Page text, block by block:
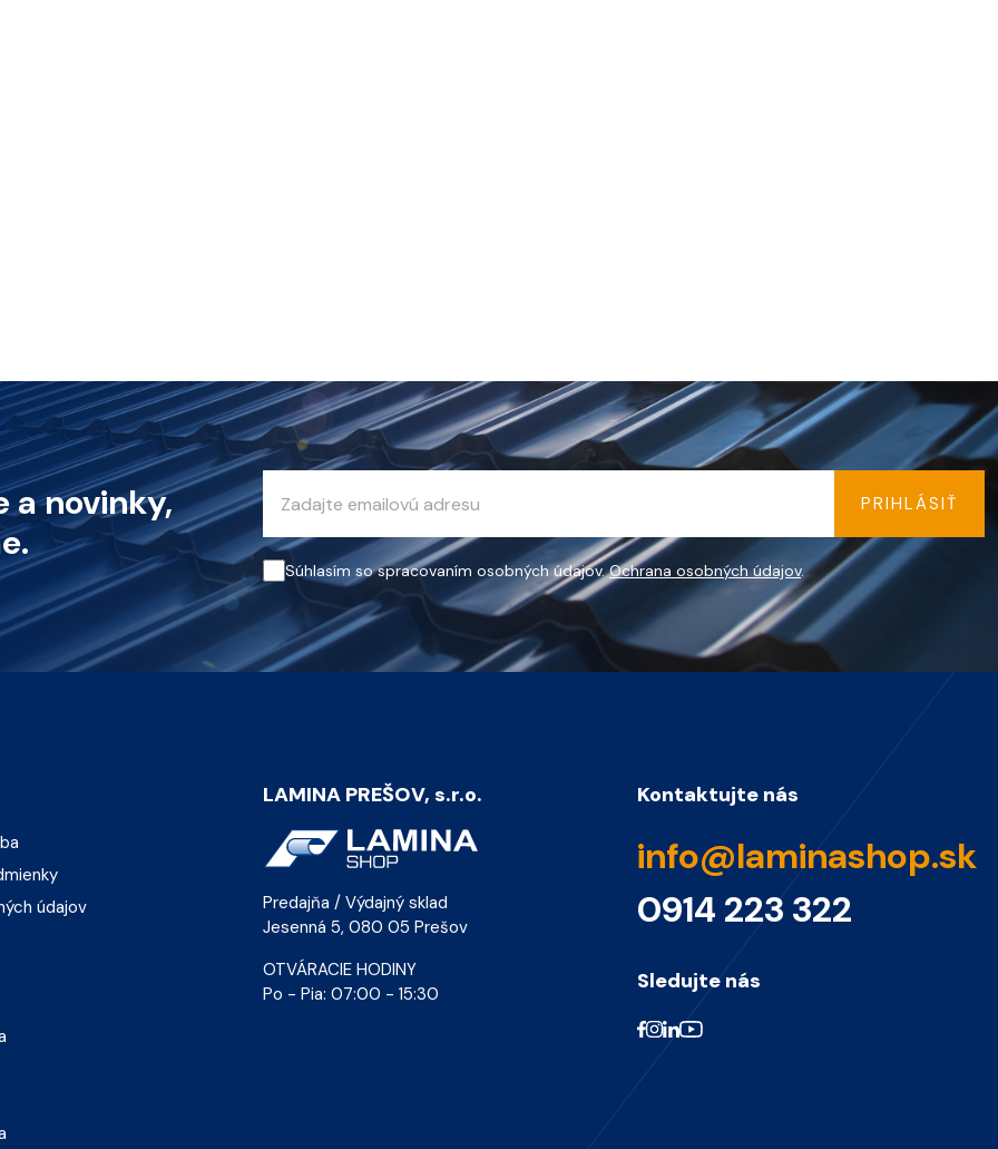
a novinky,
Súhlasím so spracovaním osobných údajov.Ochrana osobných údajov.
PRIHLÁSIŤ
údajov
LAMINA PREŠOV, s.r.o.
Predajňa / Výdajný sklad
Jesenná 5, 080 05 Prešov
OTVÁRACIE HODINY
Po - Pia: 07:00 - 15:30
Kontaktujte nás
info@laminashop.sk
0914 223 322
Sledujte nás